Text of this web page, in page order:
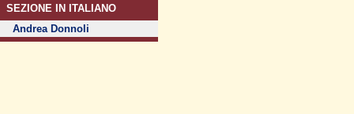
SEZIONE IN ITALIANO
Andrea Donnoli